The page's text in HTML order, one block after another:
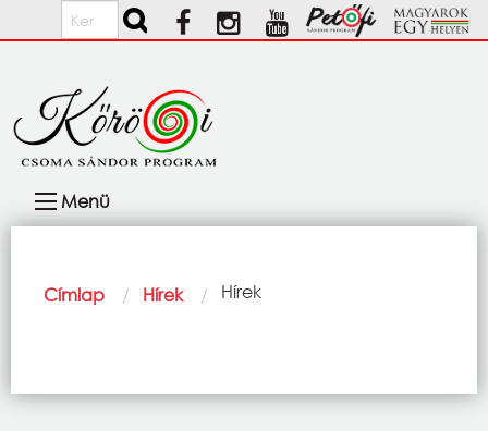
Ugrás a tartalomra
Keresés
navigáció
Menü
Morzsa
Címlap Hírek Current:
Hírek